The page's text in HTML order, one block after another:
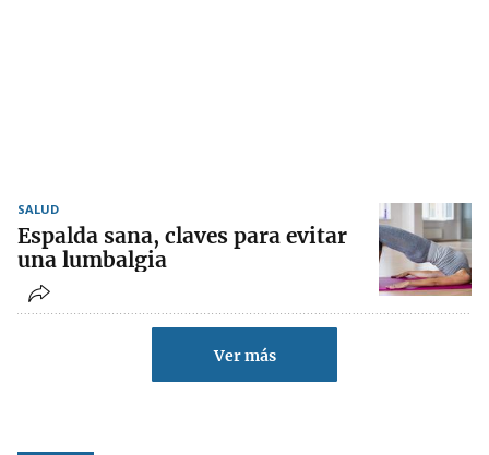
SALUD
Espalda sana, claves para evitar
una lumbalgia
Ver más